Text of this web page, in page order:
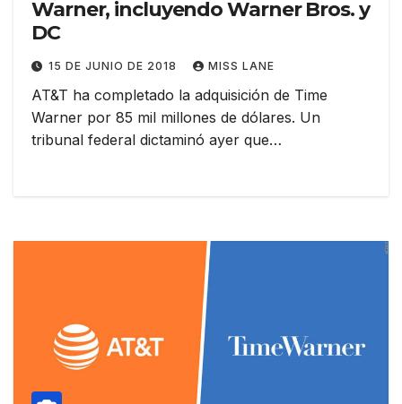
Warner, incluyendo Warner Bros. y
DC
15 DE JUNIO DE 2018 MISS LANE
AT&T ha completado la adquisición de Time
Warner por 85 mil millones de dólares. Un
tribunal federal dictaminó ayer que…